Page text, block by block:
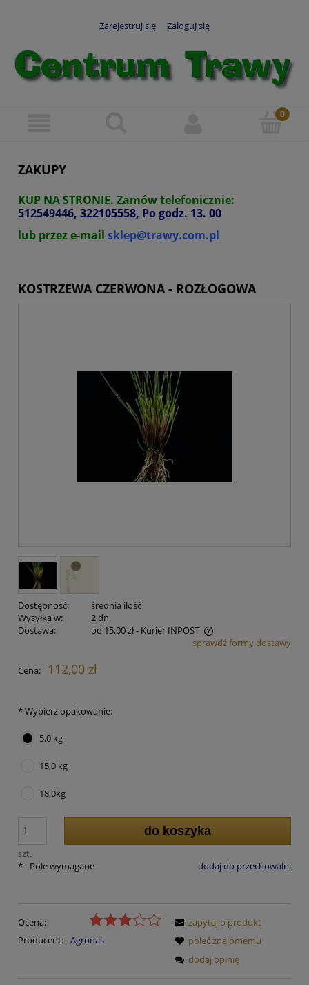
Zarejestruj się Zaloguj się
ZAKUPY
KUP NA STRONIE. Zamów telefonicznie:
512549446, 322105558, Po godz. 13. 00
lub przez e-mail sklep@trawy.com.pl
KOSTRZEWA CZERWONA - ROZŁOGOWA
Dostępność:
średnia ilość
Wysyłka w:
2 dn.
Dostawa:
od 15,00 zł- Kurier INPOST
Cena nie zawiera ewentualnych kosztów płatnościsprawdź formy dostawy
Cena: 112,00 zł
*Wybierz opakowanie:
5,0 kg
15,0 kg
18,0kg
szt.
do koszyka
dodaj do przechowalni
*- Pole wymagane
Ocena:
Producent: Agronas
zapytaj o produkt
poleć znajomemu
dodaj opinię